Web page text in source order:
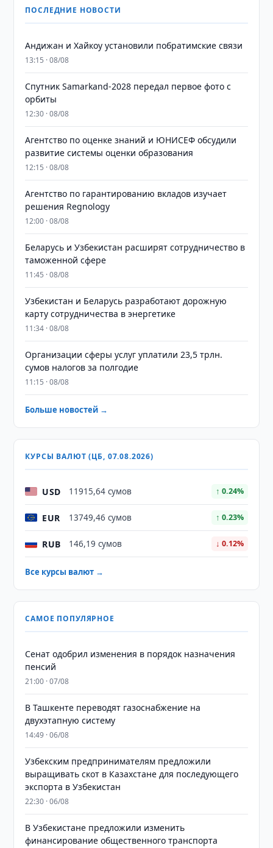
ПОСЛЕДНИЕ НОВОСТИ
Андижан и Хайкоу установили побратимские связи
13:15 · 08/08
Спутник Samarkand-2028 передал первое фото с
орбиты
12:30 · 08/08
Агентство по оценке знаний и ЮНИСЕФ обсудили
развитие системы оценки образования
12:15 · 08/08
Агентство по гарантированию вкладов изучает
решения Regnology
12:00 · 08/08
Беларусь и Узбекистан расширят сотрудничество в
таможенной сфере
11:45 · 08/08
Узбекистан и Беларусь разработают дорожную
карту сотрудничества в энергетике
11:34 · 08/08
Организации сферы услуг уплатили 23,5 трлн.
сумов налогов за полгодие
11:15 · 08/08
Больше новостей →
КУРСЫ ВАЛЮТ (ЦБ, 07.08.2026)
USD 11915,64 сумов ↑ 0.24%
EUR 13749,46 сумов ↑ 0.23%
RUB 146,19 сумов ↓ 0.12%
Все курсы валют →
САМОЕ ПОПУЛЯРНОЕ
Сенат одобрил изменения в порядок назначения
пенсий
21:00 · 07/08
В Ташкенте переводят газоснабжение на
двухэтапную систему
14:49 · 06/08
Узбекским предпринимателям предложили
выращивать скот в Казахстане для последующего
экспорта в Узбекистан
22:30 · 06/08
В Узбекистане предложили изменить
финансирование общественного транспорта